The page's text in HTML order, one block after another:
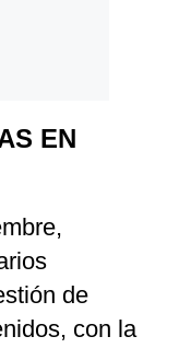
EN
de
con la